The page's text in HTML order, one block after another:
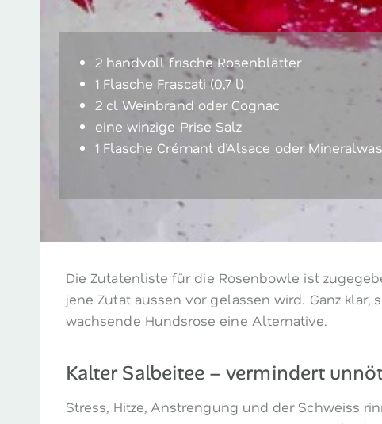
2 handvoll frische Rosenblätter
1 Flasche Frascati (0,7 l)
2 cl Weinbrand oder Cognac
eine winzige Prise Salz
1 Flasche Crémant d’Alsace oder
Die Zutatenliste für die Rosenbowle ist
jene Zutat aussen vor gelassen wird. Ganz
wachsende Hundsrose eine Alternative.
Kalter Salbeitee – vermindert
Stress, Hitze, Anstrengung und der Schweiss